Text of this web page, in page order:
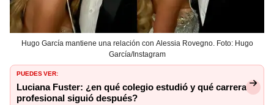
Hugo García mantiene una relación con Alessia Rovegno. Foto: Hugo
García/Instagram
PUEDES VER:
Luciana Fuster: ¿en qué colegio estudió y qué carrera
profesional siguió después?